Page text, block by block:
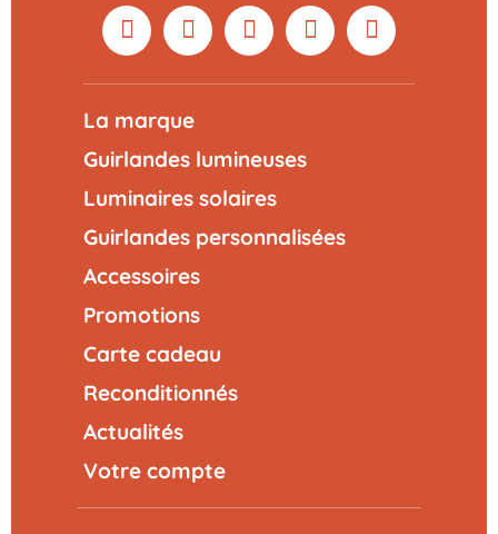
La marque
Guirlandes lumineuses
Luminaires solaires
Guirlandes personnalisées
Accessoires
Promotions
Carte cadeau
Reconditionnés
Actualités
Votre compte